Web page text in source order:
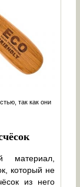
так как они
материал,
который не
из него